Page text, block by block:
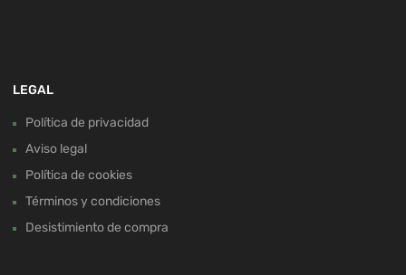
LEGAL
Política de privacidad
Aviso legal
Política de cookies
Términos y condiciones
Desistimiento de compra